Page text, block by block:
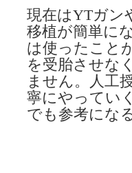
現在はYTガン
移植が簡単に
は使ったこと
を受胎させな
ません。人工
寧にやってい
でも参考にな